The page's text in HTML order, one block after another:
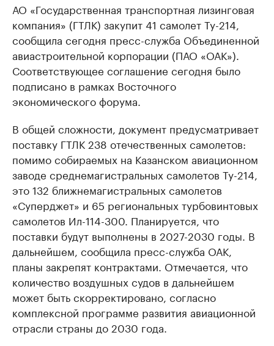
АО «Государственная транспортная лизинговая
компания» (ГТЛК) закупит 41 самолет Ту-214,
сообщила сегодня пресс-служба Объединенной
авиастроительной корпорации (ПАО «ОАК»).
Соответствующее соглашение сегодня было
подписано в рамках Восточного
экономического форума.
В общей сложности, документ предусматривает
поставку ГТЛК 238 отечественных самолетов:
помимо собираемых на Казанском авиационном
заводе среднемагистральных самолетов Ту-214,
это 132 ближнемагистральных самолетов
«Суперджет» и 65 региональных турбовинтовых
самолетов Ил-114-300. Планируется, что
поставки будут выполнены в 2027-2030 годы. В
дальнейшем, сообщила пресс-служба ОАК,
планы закрепят контрактами. Отмечается, что
количество воздушных судов в дальнейшем
может быть скорректировано, согласно
комплексной программе развития авиационной
отрасли страны до 2030 года.